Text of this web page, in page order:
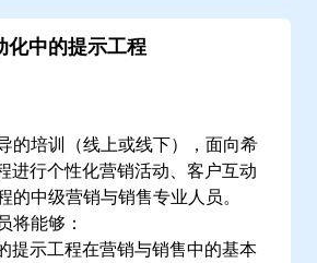
化中的提示工程
的培训（线上或线下），面向希
进行个性化营销活动、客户互动
的中级营销与销售专业人员。
将能够：
提示工程在营销与销售中的基本